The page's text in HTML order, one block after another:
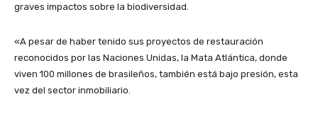
graves impactos sobre la biodiversidad.
«A pesar de haber tenido sus proyectos de restauración
reconocidos por las Naciones Unidas, la Mata Atlántica, donde
viven 100 millones de brasileños, también está bajo presión, esta
vez del sector inmobiliario.